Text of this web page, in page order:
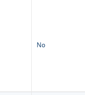
No